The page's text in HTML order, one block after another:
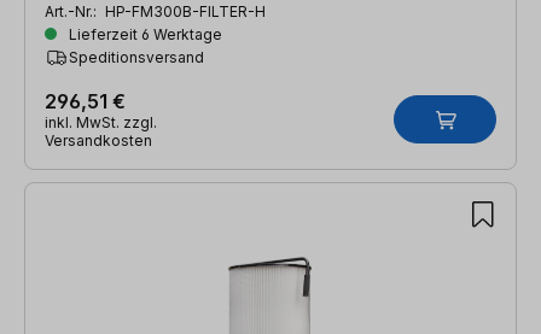
Art.-Nr.: HP-FM300B-FILTER-H
Lieferzeit 6 Werktage
Speditionsversand
296,51 €
inkl. MwSt. zzgl.
Versandkosten